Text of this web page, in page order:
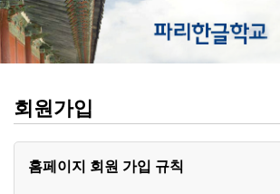
회원가입
홈페이지 회원 가입 규칙